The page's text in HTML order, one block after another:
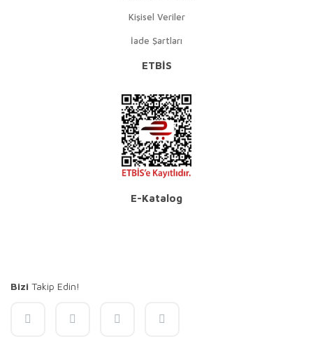
Kişisel Veriler
İade Şartları
ETBİS
E-Katalog
Bizi Takip Edin!